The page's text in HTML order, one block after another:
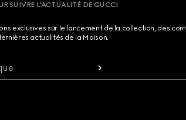
SUIVRE L’ACTUALITÉ DE GUCCI
exclusives sur le lancement de la collection, des
actualités de la Maison.